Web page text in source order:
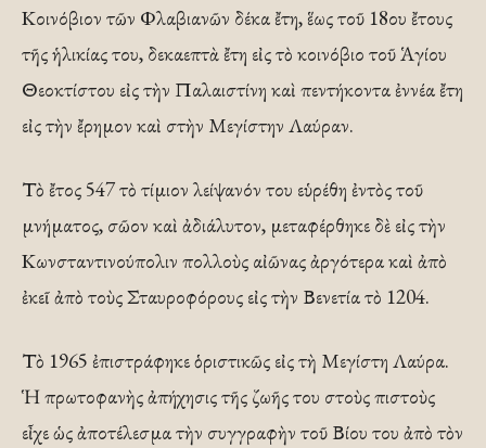
Κοινόβιον τῶν Φλαβιανῶν δέκα ἔτη, ἕως τοῦ 18ου ἔτους
τῆς ἡλικίας του, δεκαεπτὰ ἔτη εἰς τὸ κοινόβιο τοῦ Ἁγίου
Θεοκτίστου εἰς τὴν Παλαιστίνη καὶ πεντήκοντα ἐννέα ἔτη
εἰς τὴν ἔρημον καὶ στὴν Μεγίστην Λαύραν.
Τὸ ἔτος 547 τὸ τίμιον λείψανόν του εὑρέθη ἐντὸς τοῦ
μνήματος, σῶον καὶ ἀδιάλυτον, μεταφέρθηκε δὲ εἰς τὴν
Κωνσταντινούπολιν πολλοὺς αἰῶνας ἀργότερα καὶ ἀπὸ
ἐκεῖ ἀπὸ τοὺς Σταυροφόρους εἰς τὴν Βενετία τὸ 1204.
Τὸ 1965 ἐπιστράφηκε ὁριστικῶς εἰς τὴ Μεγίστη Λαύρα.
Ἡ πρωτοφανὴς ἀπήχησις τῆς ζωῆς του στοὺς πιστοὺς
εἶχε ὡς ἀποτέλεσμα τὴν συγγραφὴν τοῦ Βίου του ἀπὸ τὸν